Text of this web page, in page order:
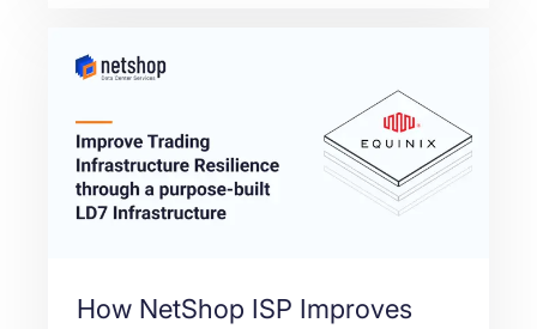
How NetShop ISP Improves